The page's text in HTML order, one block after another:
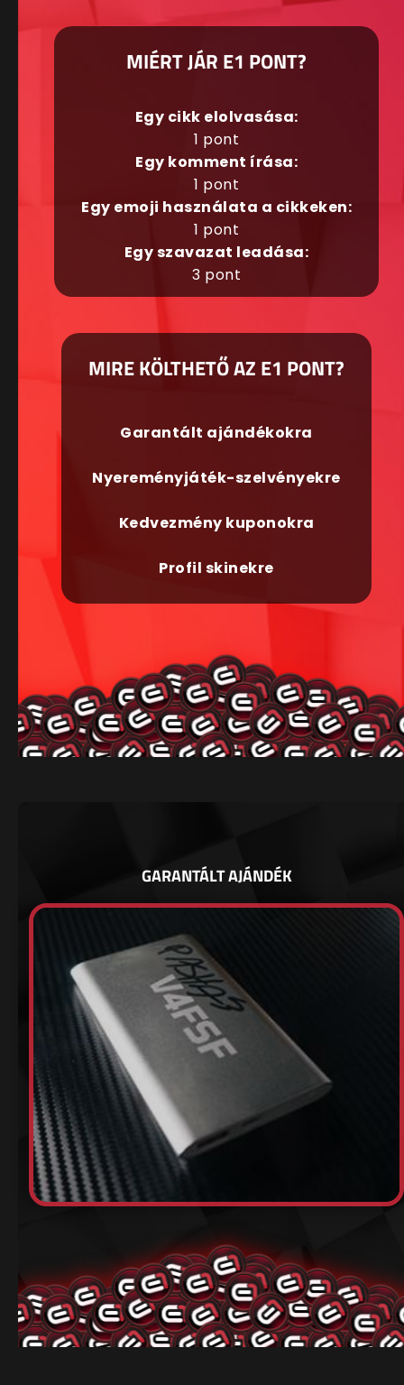
MIÉRT JÁR E1 PONT?
Egy cikk elolvasása:
1 pont
Egy komment írása:
1 pont
Egy emoji használata a cikkeken:
1 pont
Egy szavazat leadása:
3 pont
MIRE KÖLTHETŐ AZ E1 PONT?
Garantált ajándékokra
Nyereményjáték-szelvényekre
Kedvezmény kuponokra
Profil skinekre
GARANTÁLT AJÁNDÉK